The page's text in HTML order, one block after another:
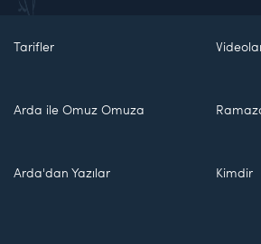
Tarifler
Arda ile Omuz Omuza
Arda'dan Yazılar Kimdir